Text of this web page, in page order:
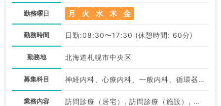
勤務曜日 月 火 水 木 金
勤務時間 日勤:08:30〜17:30 (休憩時間: 60分)
勤務地 北海道札幌市中央区
募集科目 神経内科、心療内科、一般内科、循環器内科、呼吸器内科、消化器内科、内分泌・代謝内科、腎臓内科、老年内科、総合診療科、膠原病科
業務内容 訪問診療（居宅）, 訪問診療（施設）, 訪問診療（居宅）, 訪問診療（施設）, 一般外来